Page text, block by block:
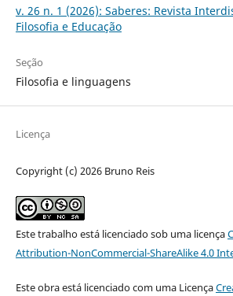
v. 26 n. 1 (2026): Saberes: Revista
Filosofia e Educação
Seção
Filosofia e linguagens
Licença
Copyright (c) 2026 Bruno Reis
Este trabalho está licenciado sob uma licença
Attribution-NonCommercial-ShareAlike 4.0
Este obra está licenciado com uma Licença